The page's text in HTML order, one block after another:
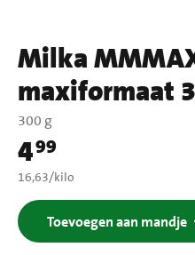
Milka
maxiformaat
300 g
Prijs: € 4,99
499
€ 16,63 per kilo
16,63/kilo
Toevoegen aan mandje